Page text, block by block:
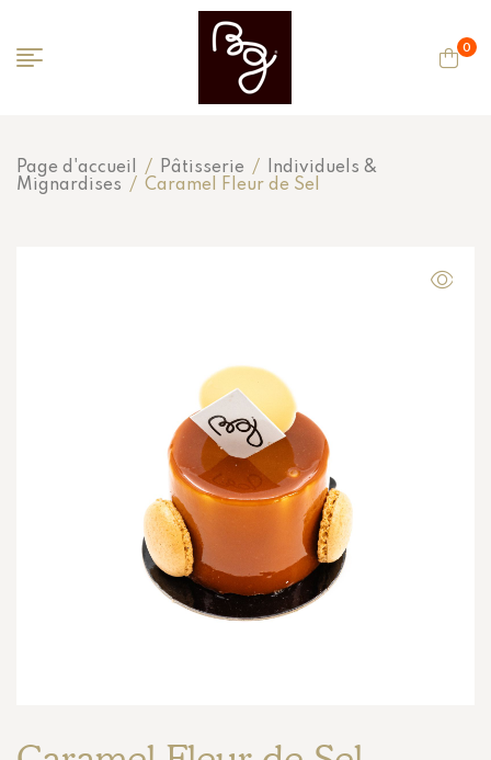
0
Page d'accueil / Pâtisserie /
Individuels &
Mignardises / Caramel Fleur de Sel